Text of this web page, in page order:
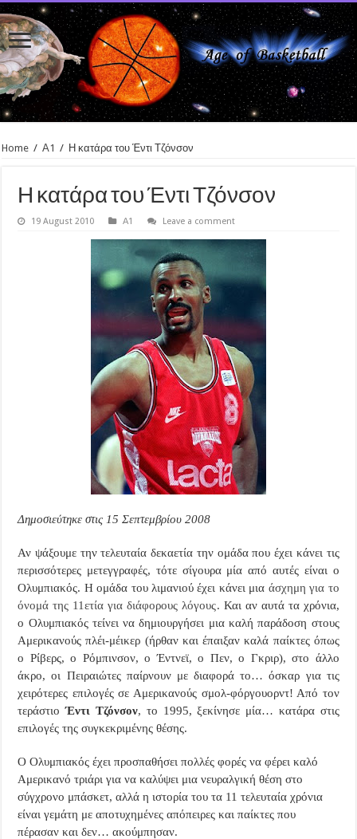
Home / Α1 / Η κατάρα του Έντι Τζόνσον
Η κατάρα του Έντι Τζόνσον
19 August 2010 Α1 Leave a comment
Δημοσιεύτηκε στις 15 Σεπτεμβρίου 2008
Αν ψάξουμε την τελευταία δεκαετία την ομάδα που έχει κάνει τις
περισσότερες μετεγγραφές, τότε σίγουρα μία από αυτές είναι ο
Ολυμπιακός. Η ομάδα του λιμανιού έχει κάνει μια άσχημη για το
όνομά της 11ετία για διάφορους λόγους. Και αν αυτά τα χρόνια,
ο Ολυμπιακός τείνει να δημιουργήσει μια καλή παράδοση στους
Αμερικανούς πλέι-μέικερ (ήρθαν και έπαιξαν καλά παίκτες όπως
ο Ρίβερς, ο Ρόμπινσον, ο Έντνεϊ, ο Πεν, ο Γκριρ), στο άλλο
άκρο, οι Πειραιώτες παίρνουν με διαφορά το… όσκαρ για τις
χειρότερες επιλογές σε Αμερικανούς σμολ-φόργουορντ! Από τον
τεράστιοΈντι Τζόνσον, το 1995, ξεκίνησε μία… κατάρα στις
επιλογές της συγκεκριμένης θέσης.
Ο Ολυμπιακός έχει προσπαθήσει πολλές φορές να φέρει καλό
Αμερικανό τριάρι για να καλύψει μια νευραλγική θέση στο
σύγχρονο μπάσκετ, αλλά η ιστορία του τα 11 τελευταία χρόνια
είναι γεμάτη με αποτυχημένες απόπειρες και παίκτες που
πέρασαν και δεν… ακούμπησαν.